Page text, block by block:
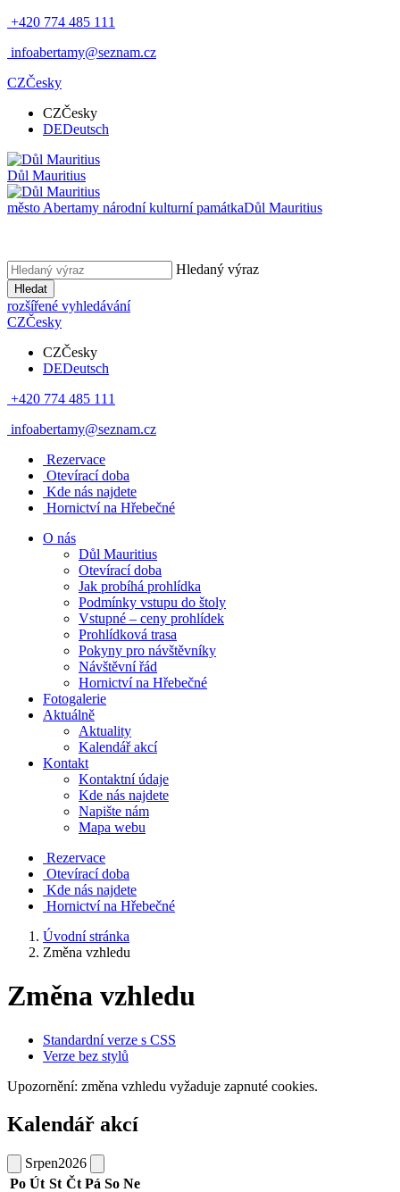
+420 774 485 111
infoabertamy@seznam.cz
CZČesky
CZČesky
DEDeutsch
Důl Mauritius
město Abertamy národní kulturní památkaDůl Mauritius
Hledaný výraz
Hledat
rozšířené vyhledávání
CZČesky
CZČesky
DEDeutsch
+420 774 485 111
infoabertamy@seznam.cz
Rezervace
Otevírací doba
Kde nás najdete
Hornictví na Hřebečné
O nás
Důl Mauritius
Otevírací doba
Jak probíhá prohlídka
Podmínky vstupu do štoly
Vstupné – ceny prohlídek
Prohlídková trasa
Pokyny pro návštěvníky
Návštěvní řád
Hornictví na Hřebečné
Fotogalerie
Aktuálně
Aktuality
Kalendář akcí
Kontakt
Kontaktní údaje
Kde nás najdete
Napište nám
Mapa webu
Rezervace
Otevírací doba
Kde nás najdete
Hornictví na Hřebečné
Úvodní stránka
Změna vzhledu
Změna vzhledu
Standardní verze s CSS
Verze bez stylů
Upozornění: změna vzhledu vyžaduje zapnuté cookies.
Kalendář akcí
Srpen2026
Po Út St Čt Pá So Ne